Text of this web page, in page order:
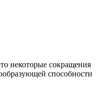
некоторые сокращения
способности